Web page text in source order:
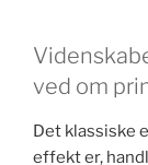
ved om
Det klassiske
effekt er,